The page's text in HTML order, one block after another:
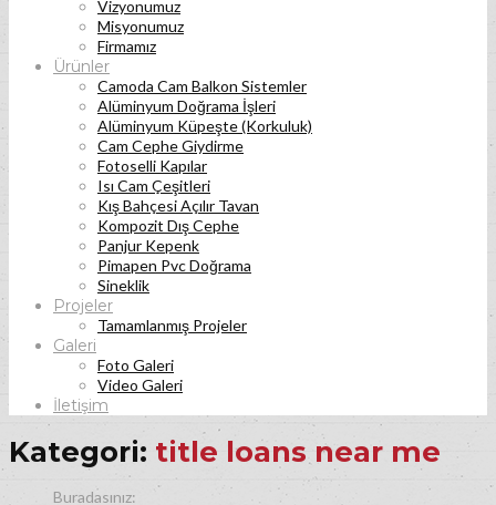
Vizyonumuz
Misyonumuz
Firmamız
Ürünler
Camoda Cam Balkon Sistemler
Alüminyum Doğrama İşleri
Alüminyum Küpeşte (Korkuluk)
Cam Cephe Giydirme
Fotoselli Kapılar
Isı Cam Çeşitleri
Kış Bahçesi Açılır Tavan
Kompozit Dış Cephe
Panjur Kepenk
Pimapen Pvc Doğrama
Sineklik
Projeler
Tamamlanmış Projeler
Galeri
Foto Galeri
Video Galeri
İletişim
Kategori: title loans near me